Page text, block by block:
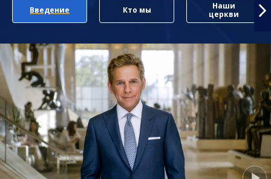
Введение Кто мы
Наши
церкви